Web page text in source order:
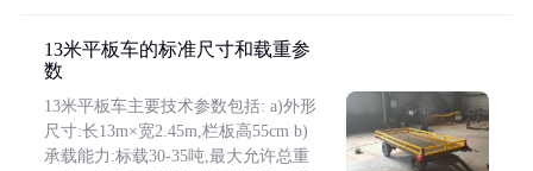
13米平板车的标准尺寸和载重参
数
13米平板车主要技术参数包括: a)外形
尺寸:长13m×宽2.45m,栏板高55cm b)
承载能力:标载30-35吨,最大允许总重